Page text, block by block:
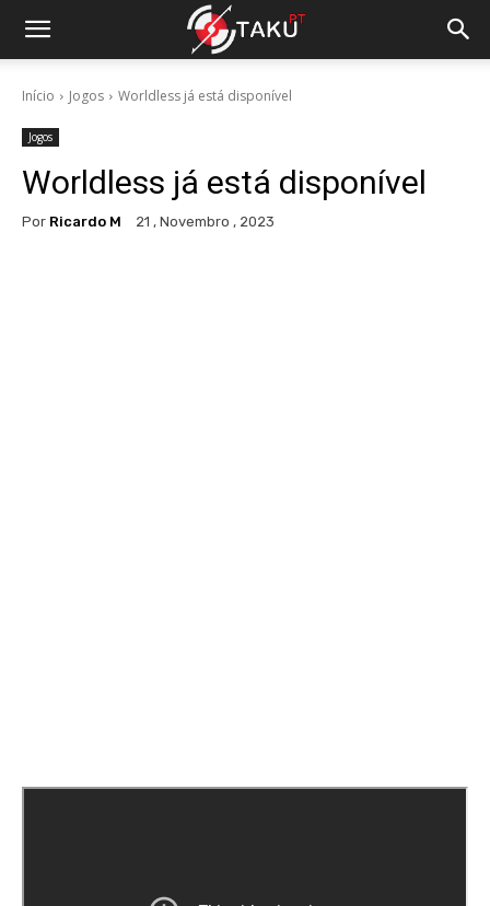
Início Jogos Worldless já está disponível
Jogos
Worldless já está disponível
Por Ricardo M 21 , Novembro , 2023